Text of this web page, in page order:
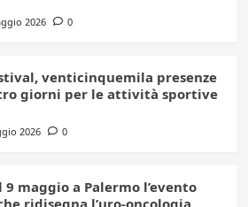
2026 0
venticinquemila presenze
giorni per le attività sportive
2026 0
9 maggio a Palermo l’evento
ridisegna l’uro-oncologia